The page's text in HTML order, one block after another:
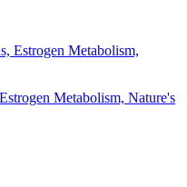
Metabolism, Nature's